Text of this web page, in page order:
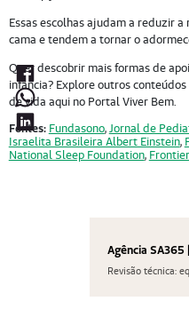
Essas escolhas ajudam a reduzir
cama e tendem a tornar o
Quer descobrir mais formas de
infância? Explore outros
de vida aqui no Portal Viver Bem.
Fontes: Fundasono,Jornal de
Israelita Brasileira Albert Einstein,
National Sleep Foundation,
Agência SA365
Revisão técnica: